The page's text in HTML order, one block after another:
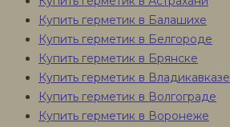
Купить герметик в Балашихе
Купить герметик в Белгороде
Купить герметик в Брянске
Купить герметик в Владикавказе
Купить герметик в Волгограде
Купить герметик в Воронеже